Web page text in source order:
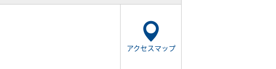
アクセスマップ